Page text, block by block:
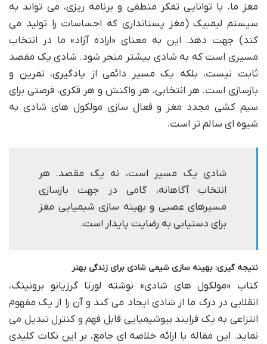
مغز ما، با توانایی تفکر منطقی و برنامه ریزی، می تواند به
سیستم لیمبیک (مغز پستانداری که احساسات را تولید می
کند) جهت دهد. این به معنای «اراده آزاد» ما در انتخاب
مسیری است که به شادی بیشتر منجر شود. شادی یک مقصد
ثابت نیست، بلکه یک مسیر دائمی از یادگیری، تمرین و
بازسازی است. هر انتخابی، هر واکنش و هر فکری، فرصتی برای
سیم کشی مجدد مغز و فعال سازی مولکول های شادی به
شیوه ای سالم تر است.
شادی یک مسیر است، نه یک مقصد. هر
انتخاب آگاهانه، گامی در جهت بازسازی
مسیرهای عصبی و بهینه سازی شیمیایی مغز
برای دستیابی به رضایت پایدار است.
نتیجه گیری: بهینه سازی شیمی شادی برای زندگی بهتر
کتاب «مولکول های شادی» نوشته لورتا گرزیانو برونینگ،
انقلابی در درک ما از شادی ایجاد می کند و آن را از یک مفهوم
انتزاعی به یک فرایند بیوشیمیایی قابل فهم و کنترل تبدیل می
نماید. این مقاله با ارائه خلاصه ای جامع، بر این نکات کلیدی